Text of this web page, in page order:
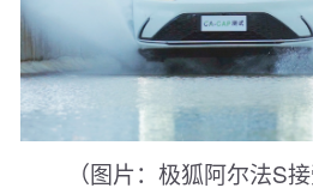
（图片：极狐阿尔法S